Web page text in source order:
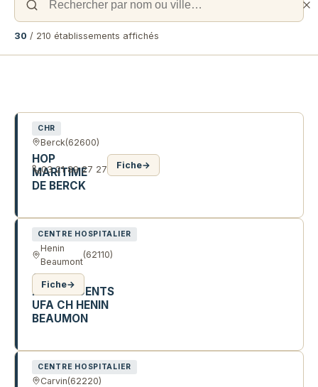
30 / 210 établissements affichés
Liste des établissements de santé
CHR
Berck(62600)
HOP
MARITIME
DE BERCK
03 21 89 27 27 Fiche→
CENTRE HOSPITALIER
Henin
Beaumont
(62110)
CATTP
ADOLESCENTS
UFA CH HENIN
BEAUMON
Fiche→
CENTRE HOSPITALIER
Carvin(62220)